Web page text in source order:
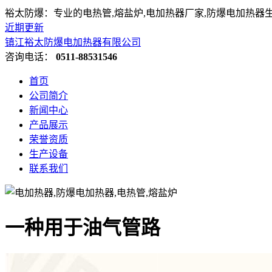
裕太防爆：专业的电热管,熔盐炉,电加热器厂家,防爆电加热器
近期更新
镇江裕太防爆电加热器有限公司
咨询电话： 0511-88531546
首页
公司简介
新闻中心
产品展示
荣誉资质
生产设备
联系我们
一种用于油气管路